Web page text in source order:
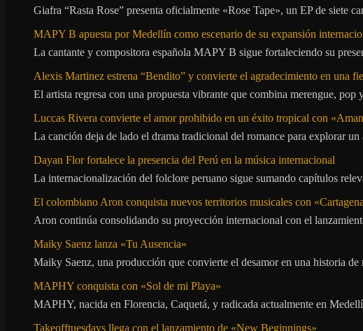
Giafra “Rasta Rose” presenta oficialmente «Rose Tape», un EP de siete
MAPY B apuesta por Medellín como escenario de su expansión
La cantante y compositora española MAPY B sigue fortaleciendo su
Alexis Martinez estrena “Bendito” y convierte el agradecimiento en una
El artista regresa con una propuesta vibrante que combina merengue,
Luccas Rivera convierte el amor prohibido en un éxito tropical con
La canción deja de lado el drama tradicional del romance para explorar
Dayan Flor fortalece la presencia del Perú en la música internacional
La internacionalización del folclore peruano sigue sumando capítulos
El colombiano Aron conquista nuevos territorios musicales con
Aron continúa consolidando su proyección internacional con el
Maiky Saenz lanza «Tu Ausencia»
Maiky Saenz, una producción que convierte el desamor en una historia
MAPHY conquista con «Sol de mi Playa»
MAPHY, nacida en Florencia, Caquetá, y radicada actualmente en
Takeofftuesdays llega con el lanzamiento de «New Beginnings»